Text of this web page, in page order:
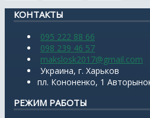
КОНТАКТЫ
095 222 88 66
098 239 46 57
makslosk2017@gmail.com
Украина, г. Харьков
пл. Кононенко, 1
РЕЖИМ РАБОТЫ